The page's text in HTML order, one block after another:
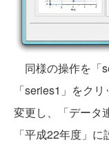
同様の操作を「
「series1」をク
変更し、「データ
「平成22年度」に